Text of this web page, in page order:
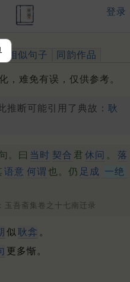
登录
相似句子 同韵作品
，难免有误，仅供参考。
推断可能引用了典故： 耿
。曰 当时 契合 君 休问 。
落
语意 何谓 也。仍 足成
一绝
吾斋集卷之十七南迁录
似 耿弇 。
更多惭。